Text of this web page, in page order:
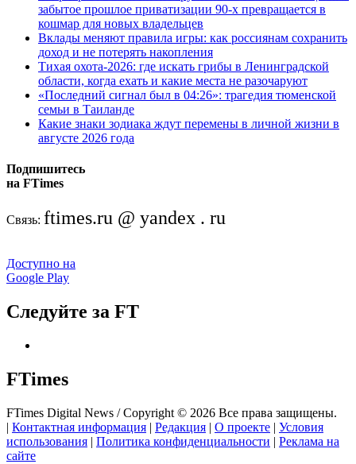
забытое прошлое приватизации 90-х превращается в
кошмар для новых владельцев
Вклады меняют правила игры: как россиянам сохранить
доход и не потерять накопления
Тихая охота-2026: где искать грибы в Ленинградской
области, когда ехать и какие места не разочаруют
«Последний сигнал был в 04:26»: трагедия тюменской
семьи в Таиланде
Какие знаки зодиака ждут перемены в личной жизни в
августе 2026 года
Подпишитесь
на FTimes
Связь: ftimes.ru @ yandex . ru
Доступно на
Google Play
Следуйте за FT
FTimes
FTimes Digital News / Copyright © 2026 Все права защищены.
| Контактная информация | Редакция | О проекте | Условия
использования | Политика конфиденциальности | Реклама на
сайте